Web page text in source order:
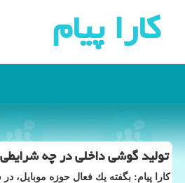
كارا پیام
تولید گوشی داخلی در چه
كارا پیام: بگفته یك فعال حوزه